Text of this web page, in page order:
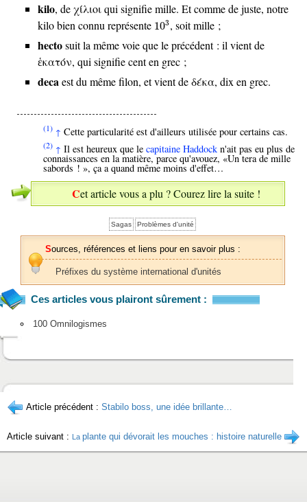
kilo, de χίλιοι qui signifie mille. Et comme de juste, notre
kilo bien connu représente 103
103, soit mille ;
hectosuit la même voie que le précédent : il vient de
ἑκατόν, qui signifie cent en grec ;
decaest du même filon, et vient de δέκα, dix en grec.
(1) ↑ Cette particularité est d'ailleurs utilisée pour certains cas.
(2) ↑ Il est heureux que le capitaine Haddock n'ait pas eu plus de
connaissances en la matière, parce qu'avouez, Un tera de mille
sabords ! , ça a quand même moins d'effet…
Cet article vous a plu ? Courez lire la suite !
Sagas Problèmes d'unité
Sources, références et liens pour en savoir plus :
Préfixes du système international d'unités
Ces articles vous plairont sûrement :
100 Omnilogismes
Article précédent : Stabilo boss, une idée brillante…
Article suivant : La plante qui dévorait les mouches : histoire naturelle